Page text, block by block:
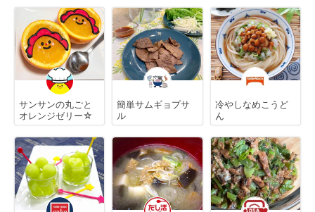
サンサンの丸ごと
オレンジゼリー☆
簡単サムギョプサ
ル
冷やしなめこうど
ん